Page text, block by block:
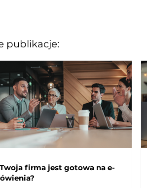
publikacje:
firma jest gotowa na e-